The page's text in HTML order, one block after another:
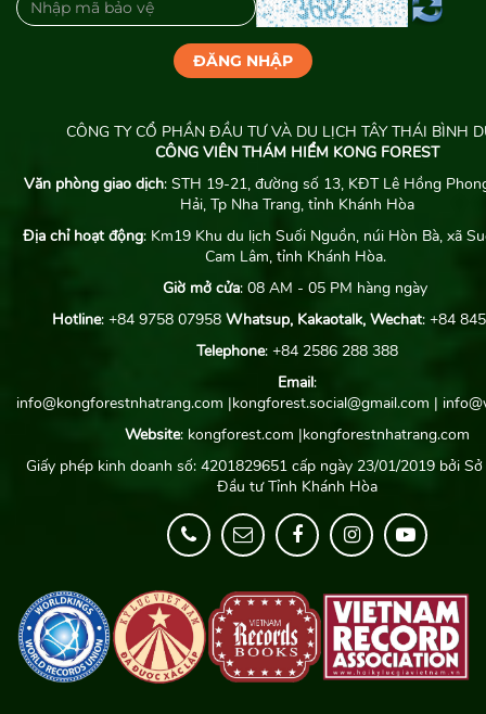
ĐĂNG NHẬP
CÔNG TY CỔ PHẦN ĐẦU TƯ VÀ DU LỊCH TÂY THÁI BÌNH
CÔNG VIÊN THÁM HIỂM KONG FOREST
Văn phòng giao dịch: STH 19-21, đường số 13, KĐT Lê Hồng
Hải, Tp Nha Trang, tỉnh Khánh Hòa
Địa chỉ hoạt động: Km19 Khu du lịch Suối Nguồn, núi Hòn Bà, xã
Cam Lâm, tỉnh Khánh Hòa.
Giờ mở cửa: 08 AM - 05 PM hàng ngày
Hotline: +84 9758 07958 Whatsup, Kakaotalk, Wechat: +84
Telephone: +84 2586 288 388
Email:
info@kongforestnhatrang.com |kongforest.social@gmail.com |
Website: kongforest.com |kongforestnhatrang.com
Giấy phép kinh doanh số: 4201829651 cấp ngày 23/01/2019 bởi Sở
Đầu tư Tỉnh Khánh Hòa